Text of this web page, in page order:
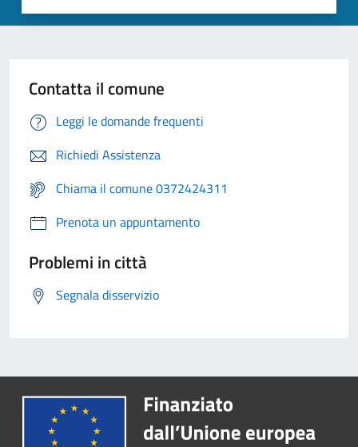
Contatta il comune
Leggi le domande frequenti
Richiedi Assistenza
Chiama il comune 0372424311
Prenota un appuntamento
Problemi in città
Segnala disservizio